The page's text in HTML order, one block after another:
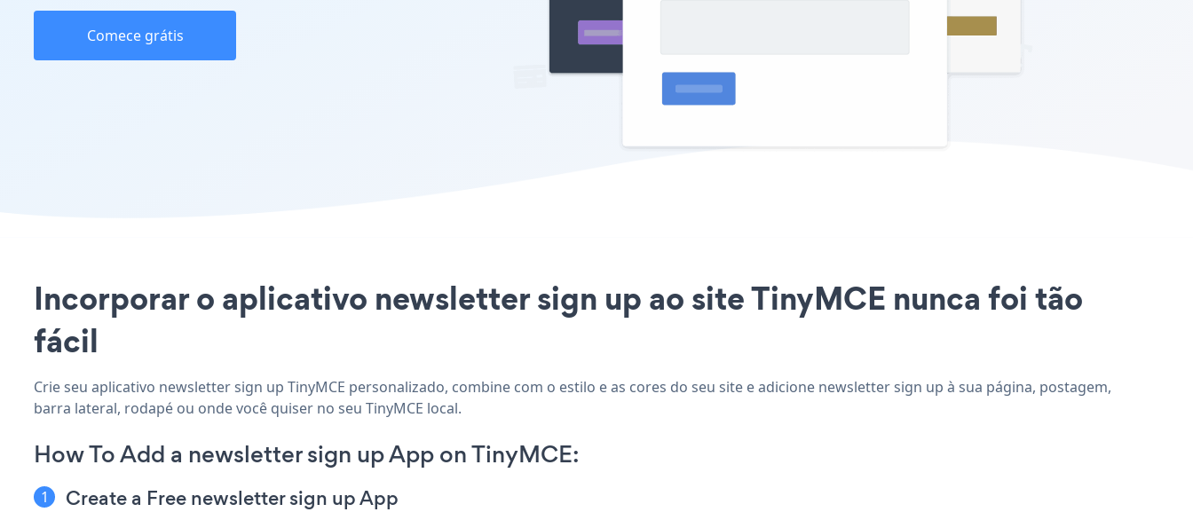
Comece grátis
Incorporar o aplicativo newsletter sign up ao site TinyMCE nunca foi tão
fácil
Crie seu aplicativo newsletter sign up TinyMCE personalizado, combine com o estilo e as cores do seu site e adicione newsletter sign up à sua página, postagem,
barra lateral, rodapé ou onde você quiser no seu TinyMCE local.
How To Add a newsletter sign up App on TinyMCE:
Create a Free newsletter sign up App